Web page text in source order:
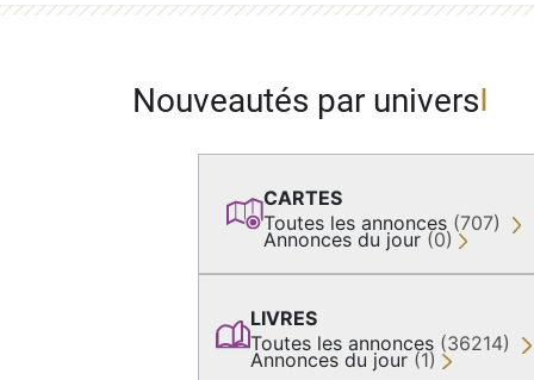
Nouveautés par univers
CARTES
Toutes les annonces (707)
Annonces du jour (0)
LIVRES
Toutes les annonces (36214)
Annonces du jour (1)